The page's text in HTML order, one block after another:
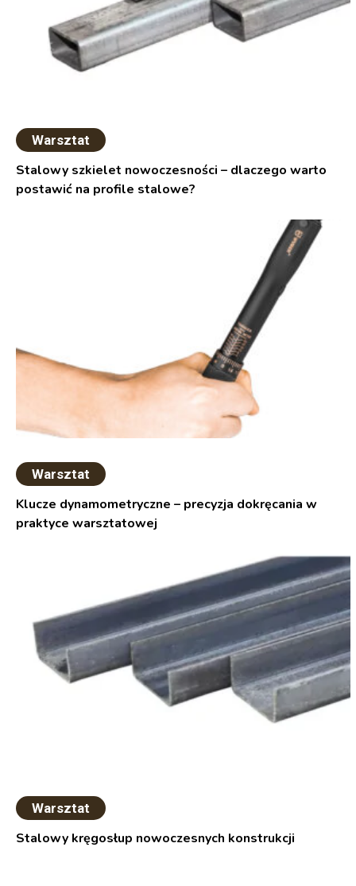
Warsztat
Stalowy szkielet nowoczesności – dlaczego warto
postawić na profile stalowe?
Warsztat
Klucze dynamometryczne – precyzja dokręcania w
praktyce warsztatowej
Warsztat
Stalowy kręgosłup nowoczesnych konstrukcji